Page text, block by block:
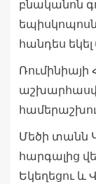
բնականոն
հանդես եկել
Ռումինիայի
Մեծի տանն
հարգալից
Եկեղեցու